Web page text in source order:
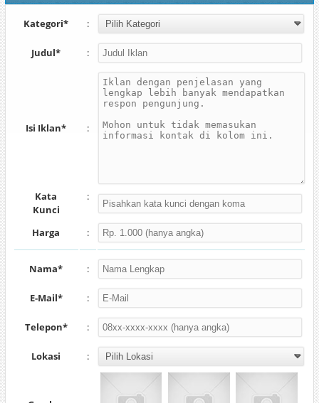
Kategori* :
Judul* :
Isi Iklan* :
Kata
Kunci
:
Harga :
Nama* :
E-Mail* :
Telepon* :
Lokasi :